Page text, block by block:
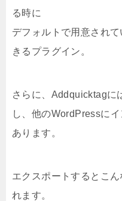
る時に
デフォルトで用意され
きるプラグイン。
さらに、Addquicktagに
し、他のWordPressに
あります。
エクスポートするとこ
れます。